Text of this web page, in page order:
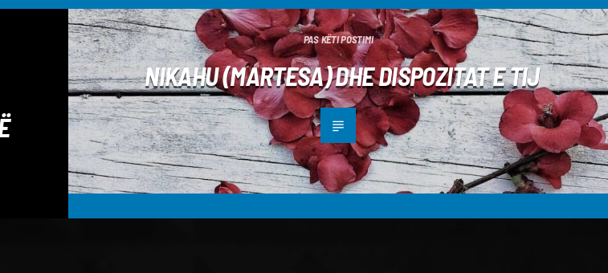
PAS KËTI POSTIMI
NIKAHU (MARTESA) DHE DISPOZITAT E TIJ